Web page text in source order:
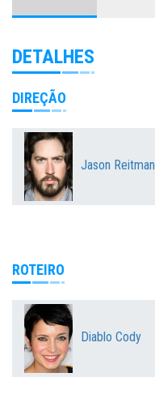
DETALHES
DIREÇÃO
Jason Reitman
ROTEIRO
Diablo Cody